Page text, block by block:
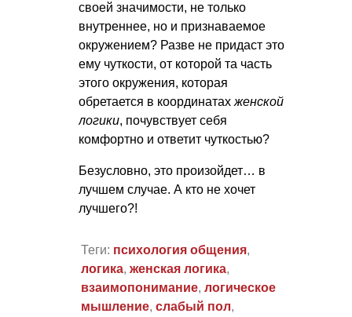
своей значимости, не только
внутреннее, но и признаваемое
окружением? Разве не придаст это
ему чуткости, от которой та часть
этого окружения, которая
обретается в координатах женской
логики, почувствует себя
комфортно и ответит чуткостью?
Безусловно, это произойдет… в
лучшем случае. А кто не хочет
лучшего?!
Теги: психология общения,
логика, женская логика,
взаимопонимание, логическое
мышление, слабый пол,